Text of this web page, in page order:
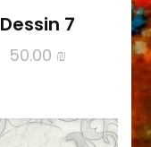
Dessin 7
50.00 ₪